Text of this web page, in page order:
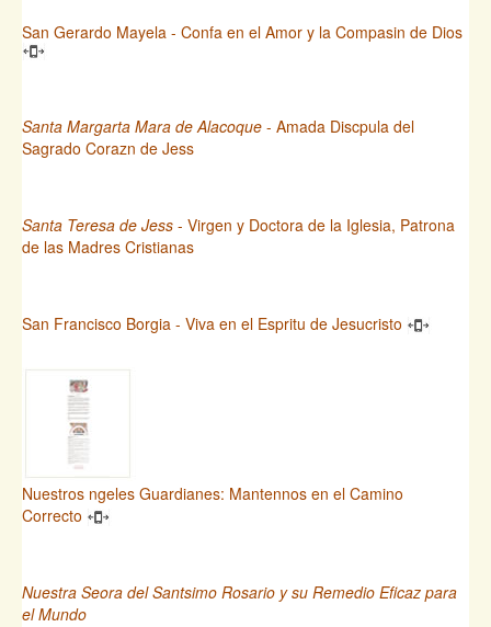
San Gerardo Mayela - Confa en el Amor y la Compasin de Dios
Santa Margarta Mara de Alacoque - Amada Discpula del
Sagrado Corazn de Jess
Santa Teresa de Jess - Virgen y Doctora de la Iglesia, Patrona
de las Madres Cristianas
San Francisco Borgia - Viva en el Espritu de Jesucristo
Nuestros ngeles Guardianes: Mantennos en el Camino
Correcto
Nuestra Seora del Santsimo Rosario y su Remedio Eficaz para
el Mundo